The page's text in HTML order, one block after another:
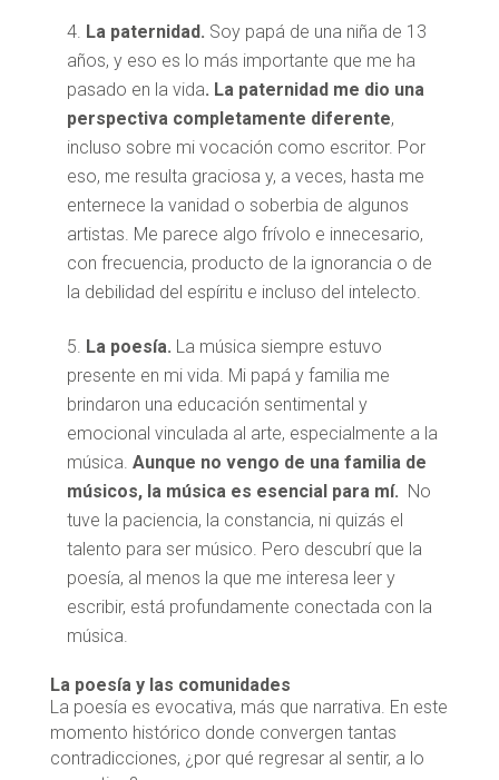
La paternidad. Soy papá de una niña de 13
años, y eso es lo más importante que me ha
pasado en la vida. La paternidad me dio una
perspectiva completamente diferente,
incluso sobre mi vocación como escritor. Por
eso, me resulta graciosa y, a veces, hasta me
enternece la vanidad o soberbia de algunos
artistas. Me parece algo frívolo e innecesario,
con frecuencia, producto de la ignorancia o de
la debilidad del espíritu e incluso del intelecto.
La poesía. La música siempre estuvo
presente en mi vida. Mi papá y familia me
brindaron una educación sentimental y
emocional vinculada al arte, especialmente a la
música. Aunque no vengo de una familia de
músicos, la música es esencial para mí. No
tuve la paciencia, la constancia, ni quizás el
talento para ser músico. Pero descubrí que la
poesía, al menos la que me interesa leer y
escribir, está profundamente conectada con la
música.
La poesía y las comunidades
La poesía es evocativa, más que narrativa. En este
momento histórico donde convergen tantas
contradicciones, ¿por qué regresar al sentir, a lo